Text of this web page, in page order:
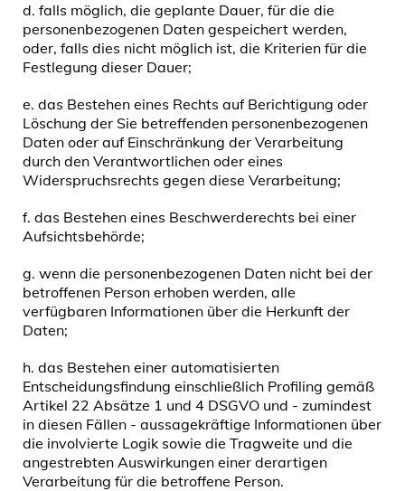
d. falls möglich, die geplante Dauer, für die die
personenbezogenen Daten gespeichert werden,
oder, falls dies nicht möglich ist, die Kriterien für die
Festlegung dieser Dauer;
e. das Bestehen eines Rechts auf Berichtigung oder
Löschung der Sie betreffenden personenbezogenen
Daten oder auf Einschränkung der Verarbeitung
durch den Verantwortlichen oder eines
Widerspruchsrechts gegen diese Verarbeitung;
f. das Bestehen eines Beschwerderechts bei einer
Aufsichtsbehörde;
g. wenn die personenbezogenen Daten nicht bei der
betroffenen Person erhoben werden, alle
verfügbaren Informationen über die Herkunft der
Daten;
h. das Bestehen einer automatisierten
Entscheidungsfindung einschließlich Profiling gemäß
Artikel 22 Absätze 1 und 4 DSGVO und - zumindest
in diesen Fällen - aussagekräftige Informationen über
die involvierte Logik sowie die Tragweite und die
angestrebten Auswirkungen einer derartigen
Verarbeitung für die betroffene Person.